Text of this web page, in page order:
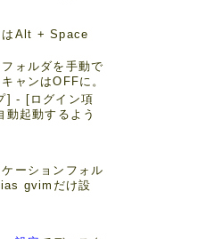
はAlt + Space
ォルダを手動で
ャンはOFFに。
] - [ログイン項
動起動するよう
ーションフォル
gvimだけ設